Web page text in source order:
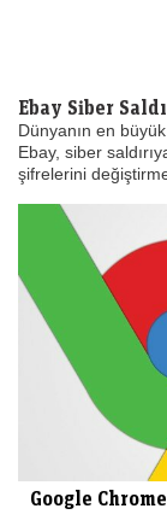
Ebay Siber
Dünyanın en
Ebay, siber
şifrelerini
Google